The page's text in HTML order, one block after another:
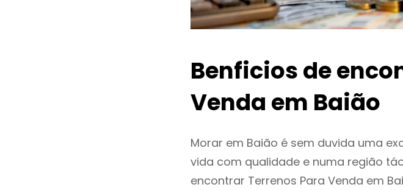
Benficios de
Venda em Baião
Morar em Baião é sem duvida uma
vida com qualidade e numa região
encontrar Terrenos Para Venda em